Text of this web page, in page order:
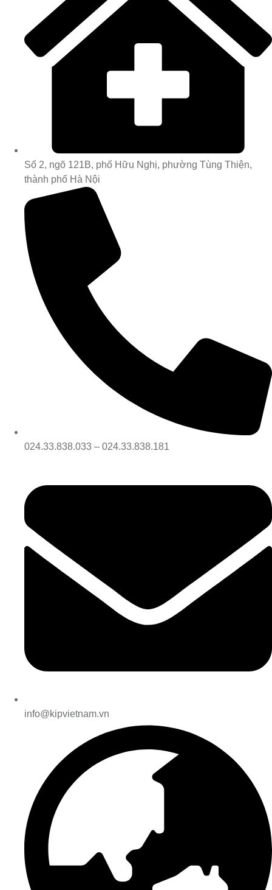
Số 2, ngõ 121B, phố Hữu Nghị, phường Tùng Thiện,
thành phố Hà Nội
024.33.838.033 – 024.33.838.181
info@kipvietnam.vn